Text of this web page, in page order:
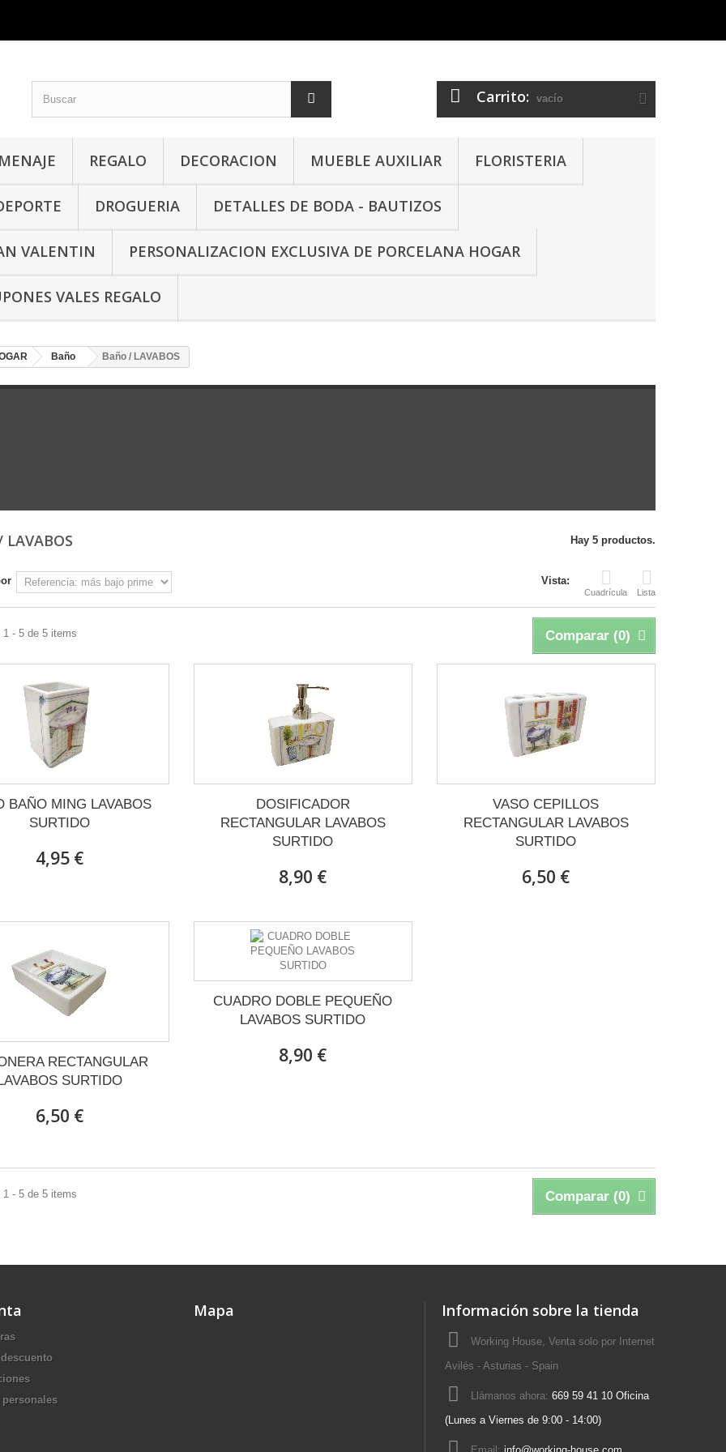
Carrito: vacío
MENAJE REGALO DECORACION MUEBLE AUXILIAR FLORISTERIA
DROGUERIA DETALLES DE BODA - BAUTIZOS
VALENTIN PERSONALIZACION EXCLUSIVA DE PORCELANA HOGAR
VALES REGALO
Baño Baño / LAVABOS
LAVABOS Hay 5 productos.
Vista:
Cuadrícula Lista
Comparar (0)
1 - 5 de 5 items
BAÑO MING LAVABOS
SURTIDO
4,95 €
DOSIFICADOR
RECTANGULAR LAVABOS
SURTIDO
8,90 €
VASO CEPILLOS
RECTANGULAR LAVABOS
SURTIDO
6,50 €
RECTANGULAR
SURTIDO
6,50 €
CUADRO DOBLE PEQUEÑO
LAVABOS SURTIDO
8,90 €
Comparar (0)
1 - 5 de 5 items
personales
Mapa Información sobre la tienda
Working House, Venta solo por Internet
Avilés - Asturias - Spain
Llámanos ahora: 669 59 41 10 Oficina
(Lunes a Viernes de 9:00 - 14:00)